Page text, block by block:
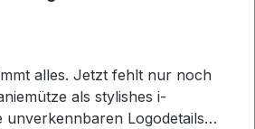
Jetzt fehlt nur noch
als stylishes i-